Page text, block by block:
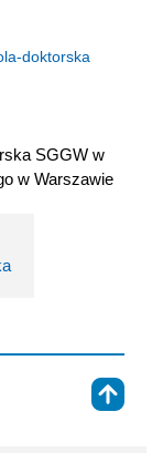
doktorska
SGGW w
w Warszawie